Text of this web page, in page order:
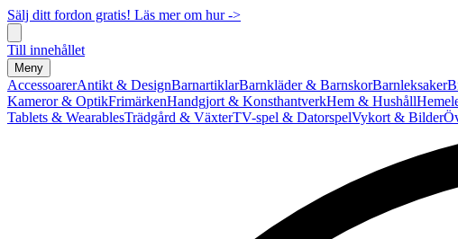
Sälj ditt fordon gratis! Läs mer om hur ->
Till innehållet
Meny
AccessoarerAntikt & DesignBarnartiklarBarnkläder & BarnskorBarnleksaker
Kameror & OptikFrimärkenHandgjort & KonsthantverkHem & Hushåll
Tablets & WearablesTrädgård & VäxterTV-spel & DatorspelVykort & Bilder